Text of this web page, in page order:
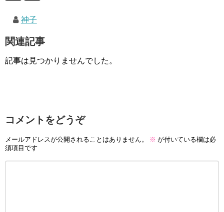
神子
関連記事
記事は見つかりませんでした。
コメントをどうぞ
メールアドレスが公開されることはありません。 ※ が付いている欄は必
須項目です